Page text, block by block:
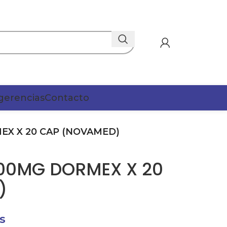
Contacto
X 20 CAP (NOVAMED)
DORMEX X 20